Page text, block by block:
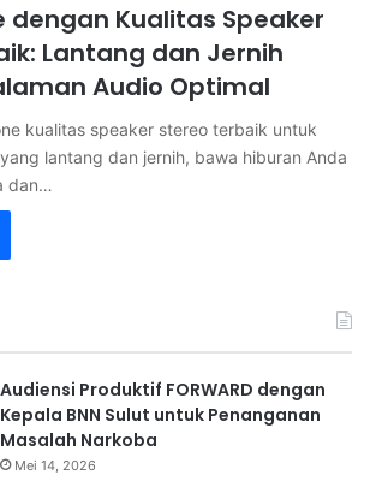
dengan Kualitas Speaker
Lantang dan Jernih
Audio Optimal
kualitas speaker stereo terbaik untuk
lantang dan jernih, bawa hiburan Anda
dan…
Audiensi Produktif FORWARD dengan
Kepala BNN Sulut untuk Penanganan
Masalah Narkoba
Mei 14, 2026